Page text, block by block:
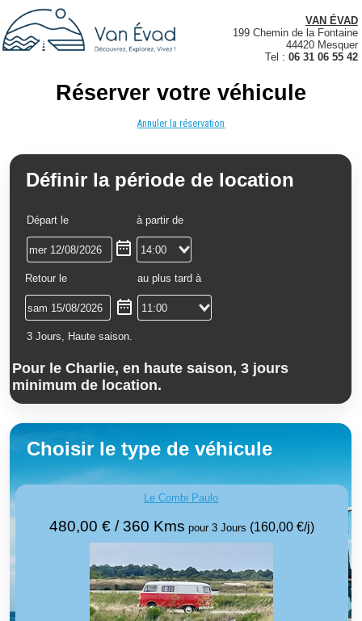
VAN ÉVAD
199 Chemin de la Fontaine
44420 Mesquer
Tel : 06 31 06 55 42
Réserver votre véhicule
Annuler la réservation
Définir la période de location
Départ le à partir de
Retour le au plus tard à
3 Jours, Haute saison.
Pour le Charlie, en haute saison, 3 jours
minimum de location.
Choisir le type de véhicule
Le Combi Paulo
480,00 €/ 360 Kms pour 3 Jours (160,00 €/j)